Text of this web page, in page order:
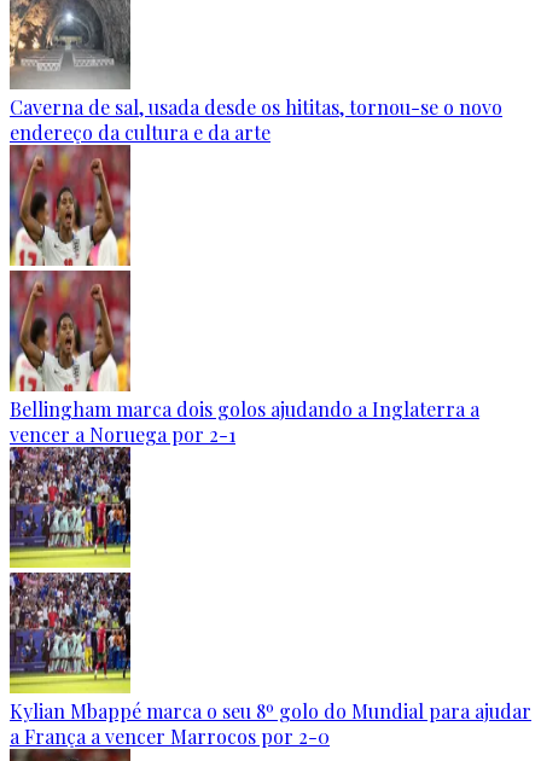
Caverna de sal, usada desde os hititas, tornou-se o novo
endereço da cultura e da arte
Bellingham marca dois golos ajudando a Inglaterra a
vencer a Noruega por 2-1
Kylian Mbappé marca o seu 8º golo do Mundial para ajudar
a França a vencer Marrocos por 2-0